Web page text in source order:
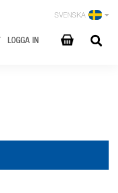
SVENSKA
LOGGA IN